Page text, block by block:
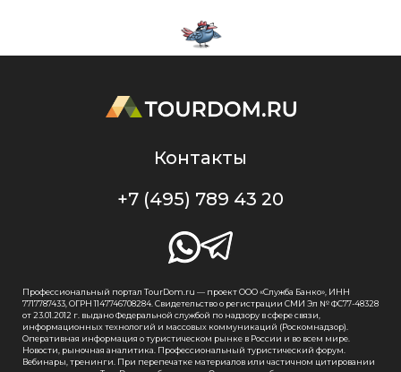
Контакты
+7 (495) 789 43 20
Профессиональный портал TourDom.ru — проект ООО «Служба Банко», ИНН
7717787433, ОГРН 1147746708284. Свидетельство о регистрации СМИ Эл № ФС77-48328
от 23.01.2012 г. выдано Федеральной службой по надзору в сфере связи,
информационных технологий и массовых коммуникаций (Роскомнадзор).
Оперативная информация о туристическом рынке в России и во всем мире.
Новости, рыночная аналитика. Профессиональный туристический форум.
Вебинары, тренинги. При перепечатке материалов или частичном цитировании